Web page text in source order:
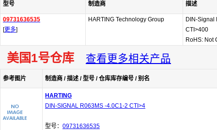
型号 制造商 描述
09731636535
[更多]
HARTING Technology Group
DIN-Signal
CTI>400
RoHS: Not
美国1号仓库 查看更多相关产品
参考图片 制造商 / 描述 / 型号 / 仓库库存编号 / 别名
HARTING
DIN-SIGNAL R063MS -4.0C1-2 CTI>4
型号： 09731636535